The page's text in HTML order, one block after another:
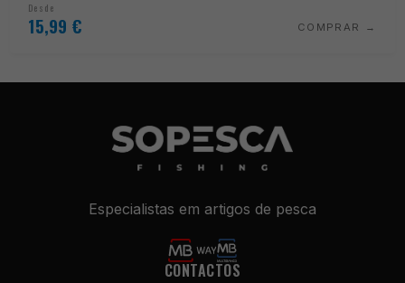
Desde
15,99 € COMPRAR
Especialistas em artigos de pesca
CONTACTOS